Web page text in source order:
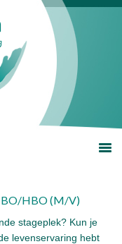
HBO (M/V)
stageplek? Kun je
levenservaring hebt